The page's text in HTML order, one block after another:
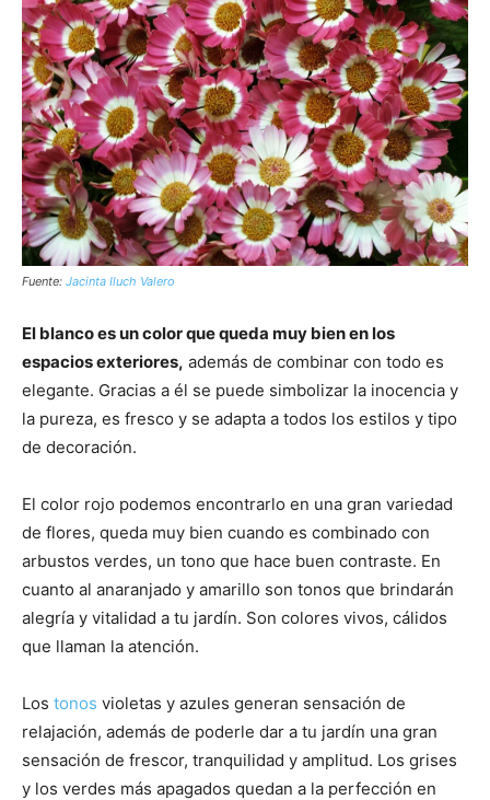
Fuente: Jacinta Iluch Valero
El blanco es un color que queda muy bien en los
espacios exteriores, además de combinar con todo es
elegante. Gracias a él se puede simbolizar la inocencia y
la pureza, es fresco y se adapta a todos los estilos y tipo
de decoración.
El color rojo podemos encontrarlo en una gran variedad
de flores, queda muy bien cuando es combinado con
arbustos verdes, un tono que hace buen contraste. En
cuanto al anaranjado y amarillo son tonos que brindarán
alegría y vitalidad a tu jardín. Son colores vivos, cálidos
que llaman la atención.
Los tonos violetas y azules generan sensación de
relajación, además de poderle dar a tu jardín una gran
sensación de frescor, tranquilidad y amplitud. Los grises
y los verdes más apagados quedan a la perfección en